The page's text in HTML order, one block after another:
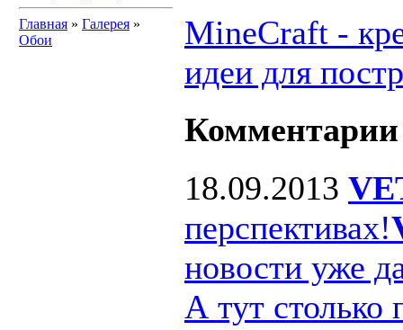
Главная » Галерея »
Обои
MineCraft -
идеи для
Комментарии
18.09.2013
перспективах!
новости уже
А тут